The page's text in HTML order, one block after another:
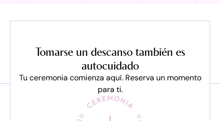
Tomarse un descanso también es
autocuidado
Tu ceremonia comienza aquí. Reserva un momento
para ti.